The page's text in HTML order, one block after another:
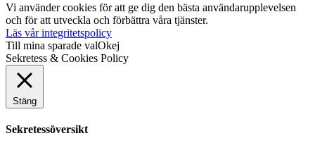
Vi använder cookies för att ge dig den bästa användarupplevelsen
och för att utveckla och förbättra våra tjänster.
Läs vår integritetspolicy
Till mina sparade valOkej
Sekretess & Cookies Policy
Stäng
Sekretessöversikt